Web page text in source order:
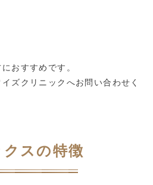
おすすめです。
ズクリニックへお問い合わせく
スの特徴